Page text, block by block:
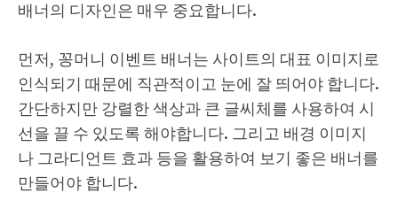
배너의 디자인은 매우 중요합니다.
먼저, 꽁머니 이벤트 배너는 사이트의 대표 이미지로
인식되기 때문에 직관적이고 눈에 잘 띄어야 합니다.
간단하지만 강렬한 색상과 큰 글씨체를 사용하여 시
선을 끌 수 있도록 해야합니다. 그리고 배경 이미지
나 그라디언트 효과 등을 활용하여 보기 좋은 배너를
만들어야 합니다.